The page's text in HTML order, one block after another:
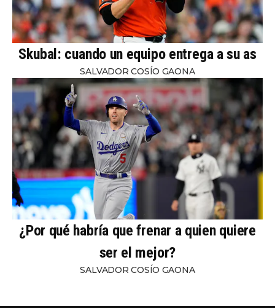
Skubal: cuando un equipo entrega a su as
SALVADOR COSÍO GAONA
¿Por qué habría que frenar a quien quiere
ser el mejor?
SALVADOR COSÍO GAONA